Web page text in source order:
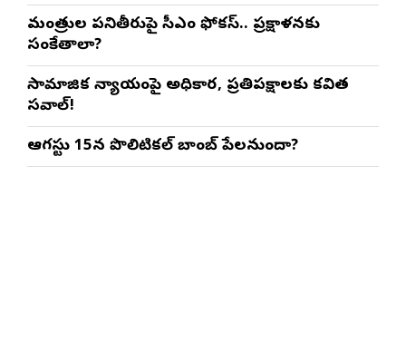
మంత్రుల పనితీరుపై సీఎం ఫోకస్.. ప్రక్షాళనకు
సంకేతాలా?
సామాజిక న్యాయంపై అధికార, ప్రతిపక్షాలకు కవిత
సవాల్!
ఆగస్టు 15న పొలిటికల్ బాంబ్ పేలనుందా?